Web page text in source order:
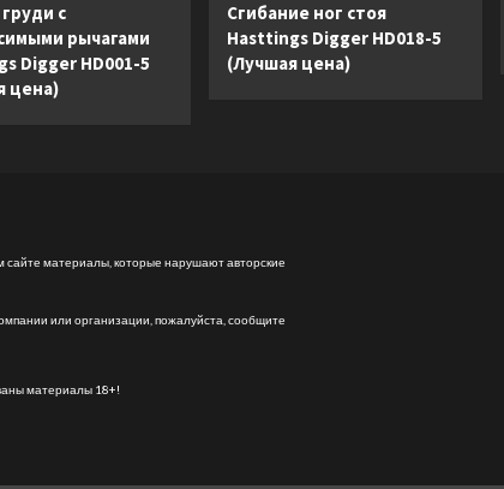
с
рычагами
Digger HD001-5
цена)
Сгибание ног стоя
Hasttings Digger HD018-5
(Лучшая цена)
материалы, которые нарушают авторские
или организации, пожалуйста, сообщите
материалы 18+!